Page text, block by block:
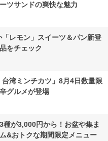
ツサンドの爽快な魅力
レモン」スイーツ＆パン新登
をチェック
湾ミンチカツ」8月4日数量限
グルメが登場
種が3,000円から！お盆や集ま
&おトクな期間限定メニュー